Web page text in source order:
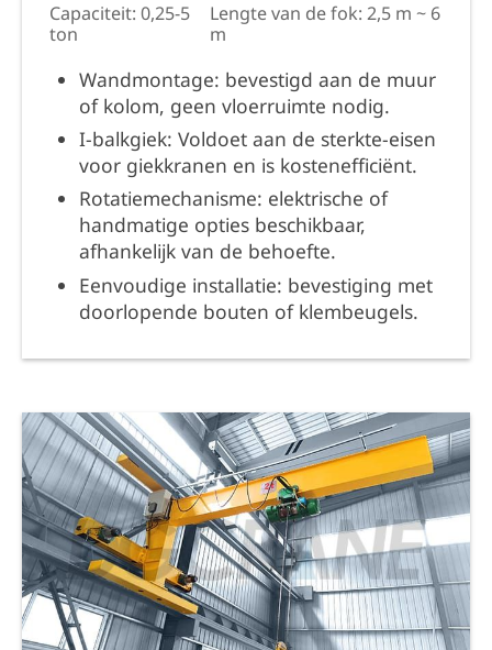
Capaciteit: 0,25-5
ton
Lengte van de fok: 2,5 m ~ 6
m
Wandmontage: bevestigd aan de muur
of kolom, geen vloerruimte nodig.
I-balkgiek: Voldoet aan de sterkte-eisen
voor giekkranen en is kostenefficiënt.
Rotatiemechanisme: elektrische of
handmatige opties beschikbaar,
afhankelijk van de behoefte.
Eenvoudige installatie: bevestiging met
doorlopende bouten of klembeugels.